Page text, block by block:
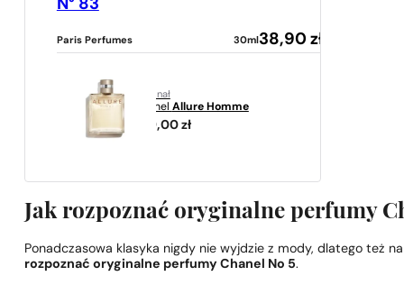
N° 83
Paris Perfumes 30ml 38,90 zł
oryginał
Chanel Allure Homme
629,00 zł
Jak rozpoznać oryginalne perfumy
Ponadczasowa klasyka nigdy nie wyjdzie z mody, dlatego też
rozpoznać oryginalne perfumy Chanel No 5.